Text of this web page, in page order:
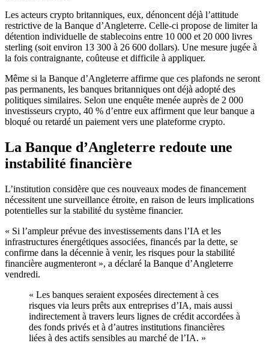
Les acteurs crypto britanniques, eux, dénoncent déjà l’attitude
restrictive de la Banque d’Angleterre. Celle-ci propose de limiter la
détention individuelle de stablecoins entre 10 000 et 20 000 livres
sterling (soit environ 13 300 à 26 600 dollars). Une mesure jugée à
la fois contraignante, coûteuse et difficile à appliquer.
Même si la Banque d’Angleterre affirme que ces plafonds ne seront
pas permanents, les banques britanniques ont déjà adopté des
politiques similaires. Selon une enquête menée auprès de 2 000
investisseurs crypto, 40 % d’entre eux affirment que leur banque a
bloqué ou retardé un paiement vers une plateforme crypto.
La Banque d’Angleterre redoute une
instabilité financière
L’institution considère que ces nouveaux modes de financement
nécessitent une surveillance étroite, en raison de leurs implications
potentielles sur la stabilité du système financier.
« Si l’ampleur prévue des investissements dans l’IA et les
infrastructures énergétiques associées, financés par la dette, se
confirme dans la décennie à venir, les risques pour la stabilité
financière augmenteront », a déclaré la Banque d’Angleterre
vendredi.
« Les banques seraient exposées directement à ces
risques via leurs prêts aux entreprises d’IA, mais aussi
indirectement à travers leurs lignes de crédit accordées à
des fonds privés et à d’autres institutions financières
liées à des actifs sensibles au marché de l’IA. »